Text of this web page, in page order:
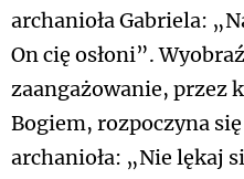
archanioła Gabriela:
On cię osłoni”.
zaangażowanie, przez
Bogiem, rozpoczyna
archanioła: „Nie lękaj